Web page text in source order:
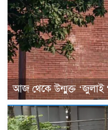
আজ থেকে উন্মুক্ত ‘জুলাই